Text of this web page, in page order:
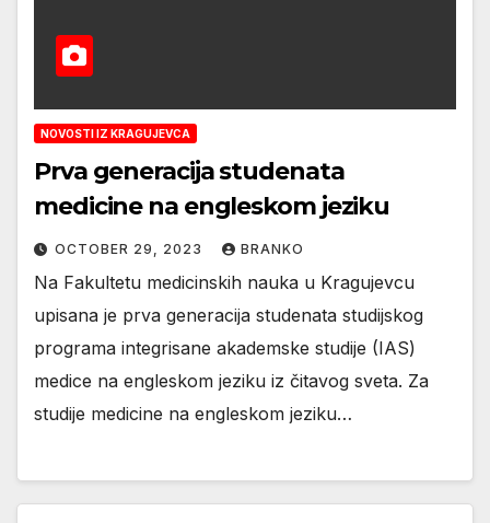
NOVOSTI IZ KRAGUJEVCA
Prva generacija studenata
medicine na engleskom jeziku
OCTOBER 29, 2023 BRANKO
Na Fakultetu medicinskih nauka u Kragujevcu
upisana je prva generacija studenata studijskog
programa integrisane akademske studije (IAS)
medice na engleskom jeziku iz čitavog sveta. Za
studije medicine na engleskom jeziku…